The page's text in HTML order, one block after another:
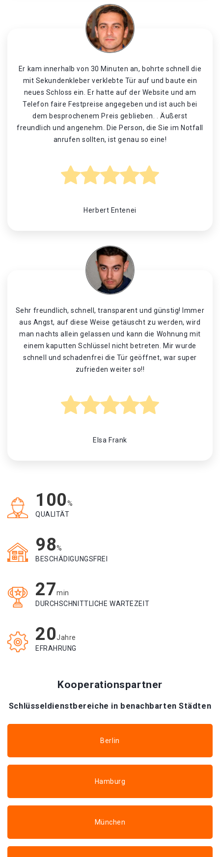
Er kam innerhalb von 30 Minuten an, bohrte schnell die
mit Sekundenkleber verklebte Tür auf und baute ein
neues Schloss ein. Er hatte auf der Website und am
Telefon faire Festpreise angegeben und ist auch bei
dem besprochenem Preis geblieben. . Äußerst
freundlich und angenehm. Die Person, die Sie im Notfall
anrufen sollten, ist genau so eine!
Herbert Entenei
Sehr freundlich, schnell, transparent und günstig! Immer
aus Angst, auf diese Weise getäuscht zu werden, wird
man nachts allein gelassen und kann die Wohnung mit
einem kaputten Schlüssel nicht betreten. Mir wurde
schnell und schadenfrei die Tür geöffnet, war super
zufrieden weiter so!!
Elsa Frank
100%
QUALITÄT
98%
BESCHÄDIGUNGSFREI
27min
DURCHSCHNITTLICHE WARTEZEIT
20Jahre
EFRAHRUNG
Kooperationspartner
Schlüsseldienstbereiche in benachbarten Städten
Berlin
Hamburg
München